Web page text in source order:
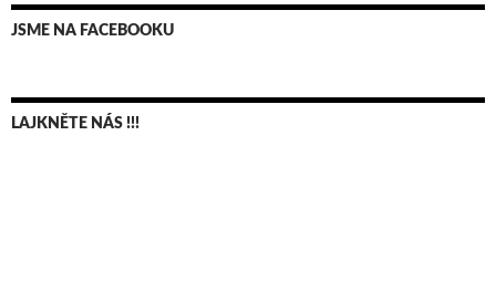
JSME NA FACEBOOKU
LAJKNĚTE NÁS !!!